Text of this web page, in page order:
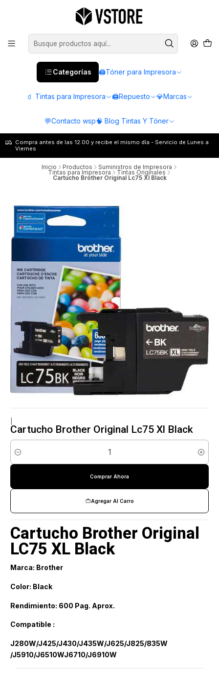
Categorías 🖨️Tóner para Impresora
🧃 Tintas para Impresora 🖨️Repuesto 💎Marcas
💬Contacto wsp🧠 Blog Tintas Y Tóner
Compra antes de las 12:00 y recibe el mismo día - Servicio de Lunes a
Viernes
Inicio Productos Suministros de Impresora
Tintas para Impresora Tintas Originales
Cartucho Brother Original Lc75 Xl Black
Cartucho Brother Original Lc75 Xl Black
Cantidad
Agregar Al Carro
Comprar Ahora
Cartucho Brother Original
LC75 XL Black
Marca: Brother
Color: Black
Rendimiento: 600 Pag. Aprox.
Compatible :
J280W/J425/J430/J435W/J625/J825/835W
/J5910/J6510WJ6710/J6910W